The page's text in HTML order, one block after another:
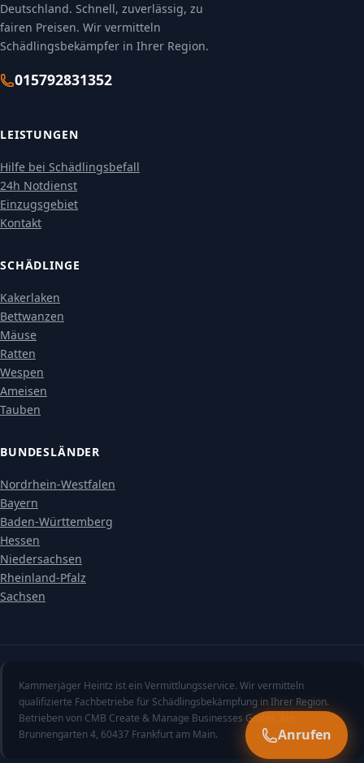
Deutschland. Schnell, zuverlässig, zu
fairen Preisen. Wir vermitteln
Schädlingsbekämpfer in Ihrer Region.
015792831352
LEISTUNGEN
Hilfe bei Schädlingsbefall
24h Notdienst
Einzugsgebiet
Kontakt
SCHÄDLINGE
Kakerlaken
Bettwanzen
Mäuse
Ratten
Wespen
Ameisen
Tauben
BUNDESLÄNDER
Nordrhein-Westfalen
Bayern
Baden-Württemberg
Hessen
Niedersachsen
Rheinland-Pfalz
Sachsen
Kammerjäger Heintz ist ein Vermittlungsservice. Wir vermitteln
qualifizierte Fachbetriebe für Schädlingsbekämpfung in Ihrer Region.
Betrieben von CMB Create & Manage Businesses GmbH, Am
Brunnengarten 4, 60437 Frankfurt am Main.
Anrufen